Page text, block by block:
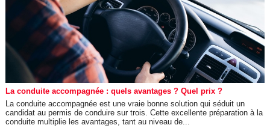
La conduite accompagnée : quels avantages ? Quel prix ?
La conduite accompagnée est une vraie bonne solution qui séduit un
candidat au permis de conduire sur trois. Cette excellente préparation à la
conduite multiplie les avantages, tant au niveau de...